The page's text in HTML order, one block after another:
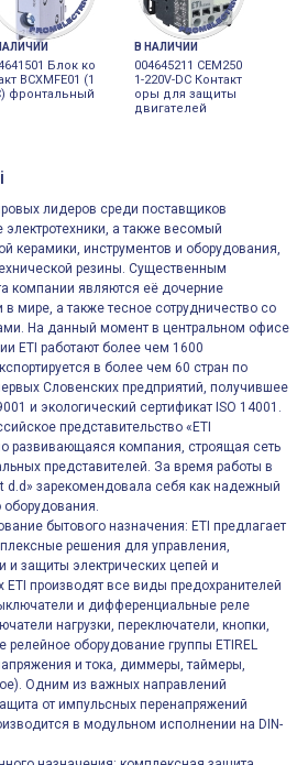
Блок ко
BCXMFE01 (1
фронтальный
В НАЛИЧИИ
004645211 CEM250
1-220V-DC Контакт
оры для защиты
двигателей
лидеров среди поставщиков
электротехники, а также весомый
керамики, инструментов и оборудования,
резины. Существенным
компании являются её дочерние
мире, а также тесное сотрудничество со
На данный момент в центральном офисе
ETI работают более чем 1600
в более чем 60 стран по
Словенских предприятий, получившее
и экологический сертификат ISO 14001.
представительство «ETI
развивающаяся компания, строящая сеть
представителей. За время работы в
d.d» зарекомендовала себя как надежный
оборудования.
бытового назначения: ETI предлагает
решения для управления,
и защиты электрических цепей и
ETI производят все виды предохранителей
и дифференциальные реле
нагрузки, переключатели, кнопки,
релейное оборудование группы ETIREL
и тока, диммеры, таймеры,
Одним из важных направлений
от импульсных перенапряжений
в модульном исполнении на DIN-